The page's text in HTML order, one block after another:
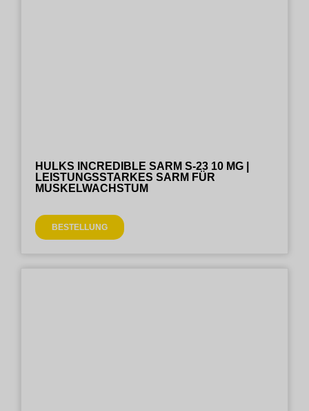
HULKS INCREDIBLE SARM S-23 10 MG |
LEISTUNGSSTARKES SARM FÜR
MUSKELWACHSTUM
BESTELLUNG